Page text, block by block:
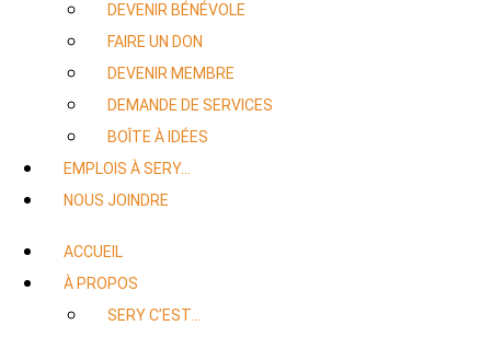
DEVENIR BÉNÉVOLE
FAIRE UN DON
DEVENIR MEMBRE
DEMANDE DE SERVICES
BOÎTE À IDÉES
EMPLOIS À SERY…
NOUS JOINDRE
ACCUEIL
À PROPOS
SERY C’EST…